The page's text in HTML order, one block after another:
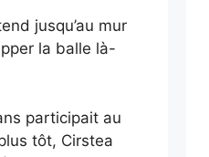
jusqu’au mur
la balle là-
participait au
tôt, Cirstea